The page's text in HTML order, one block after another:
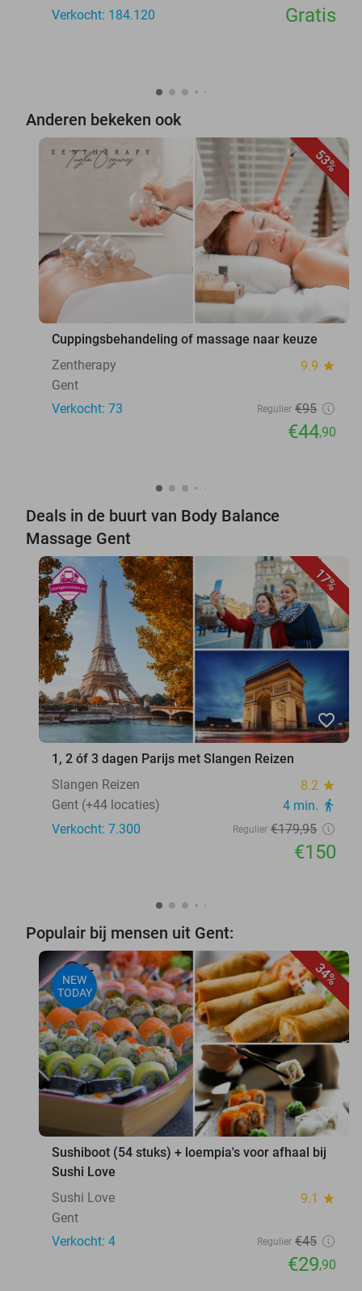
Verkocht: 184.120
Gratis
Anderen bekeken ook
53%
Cuppingsbehandeling of massage naar keuze
Zentherapy
9.9 star
Gent
Verkocht: 73
Regulier €95
€44,90
Deals in de buurt van Body Balance
Massage Gent
17%
favorite_border
1, 2 óf 3 dagen Parijs met Slangen Reizen
Slangen Reizen
8.2 star
Gent (+44 locaties) 4 min. directions_walk
Verkocht: 7.300 Regulier €179,95
€150
Populair bij mensen uit Gent:
34%
NEW
TODAY
favorite_border
Sushiboot (54 stuks) + loempia's voor afhaal bij
Sushi Love
Sushi Love
9.1 star
Gent
Verkocht: 4
Regulier €45
€29,90